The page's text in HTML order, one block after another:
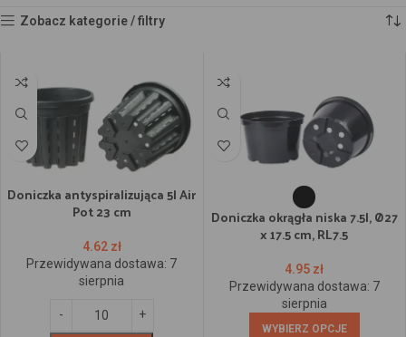
Zobacz kategorie / filtry
Doniczka antyspiralizująca 5l Air
Pot 23 cm
4.62 zł
Przewidywana dostawa: 7
sierpnia
Doniczka okrągła niska 7.5l, Ø27
x 17.5 cm, RL7.5
4.95 zł
Przewidywana dostawa: 7
sierpnia
WYBIERZ OPCJE